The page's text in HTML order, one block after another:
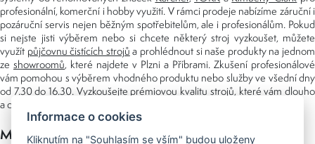
profesionální, komerční i hobby využití. V rámci prodeje nabízíme záruční i
pozáruční servis nejen běžným spotřebitelům, ale i profesionálům. Pokud
si nejste jisti výběrem nebo si chcete některý stroj vyzkoušet, můžete
využít půjčovnu čistících strojů a prohlédnout si naše produkty na jednom
ze showroomů, které najdete v Plzni a Příbrami. Zkušení profesionálové
vám pomohou s výběrem vhodného produktu nebo služby ve všední dny
od 7.30 do 16.30. Vyzkoušejte prémiovou kvalitu strojů, které vám dlouho
a dobře poslouží nejen doma, ale i v zaměstnání.
Možnosti platby
Informace o cookies
Kliknutím na "Souhlasím se vším" budou uloženy